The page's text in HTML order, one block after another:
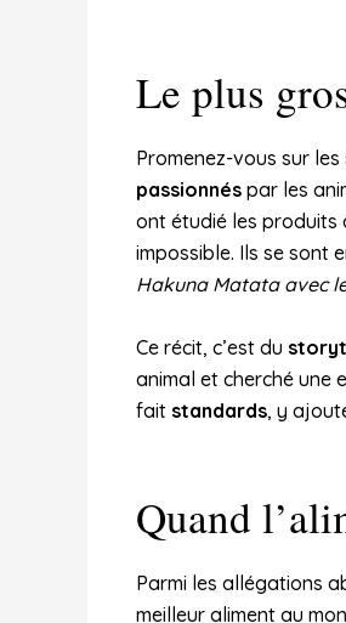
Le plus
Promenez-vous sur
passionnés par les
ont étudié les produits
impossible. Ils se sont
Hakuna Matata avec
Ce récit, c’est du
animal et cherché une
fait standards, y
Quand
Parmi les allégations
meilleur aliment au